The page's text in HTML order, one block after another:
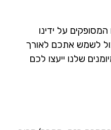
על ידינו
לשמש אתכם לאורך
שלנו ייעצו לכם